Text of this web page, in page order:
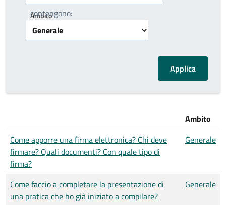
contengono:
Ambito
Ambito
Come apporre una firma elettronica? Chi deve
firmare? Quali documenti? Con quale tipo di
firma?
Generale
Come faccio a completare la presentazione di
una pratica che ho già iniziato a compilare?
Generale